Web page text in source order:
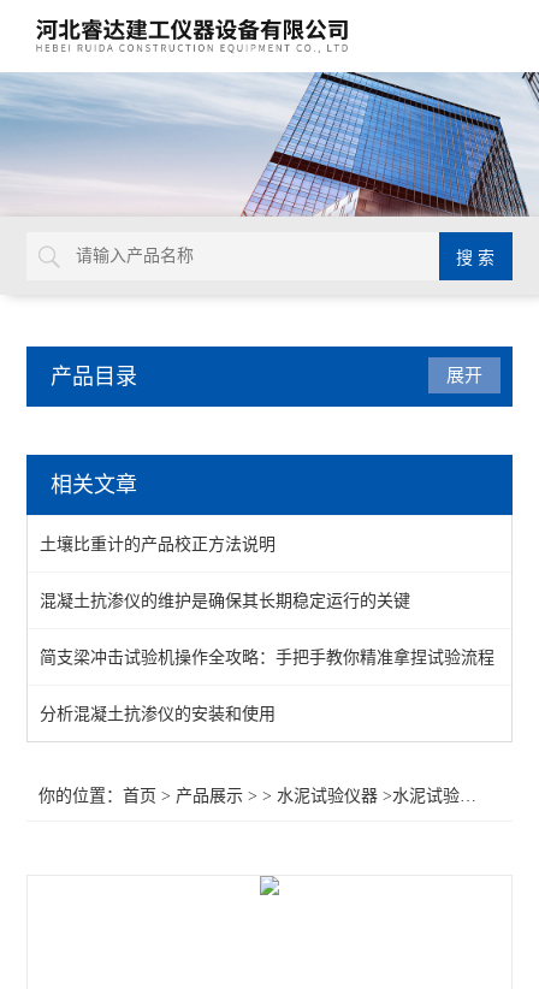
产品目录
水泥压浆高速搅拌机
水泥氯离子自动电位滴定仪
水泥土抗渗仪
水泥试验仪器
分光光度计
展开
相关文章
土壤比重计的产品校正方法说明
混凝土抗渗仪的维护是确保其长期稳定运行的关键
简支梁冲击试验机操作全攻略：手把手教你精准拿捏试验流程
分析混凝土抗渗仪的安装和使用
你的位置：首页 > 产品展示 > >水泥试验仪器 >水泥试验小磨